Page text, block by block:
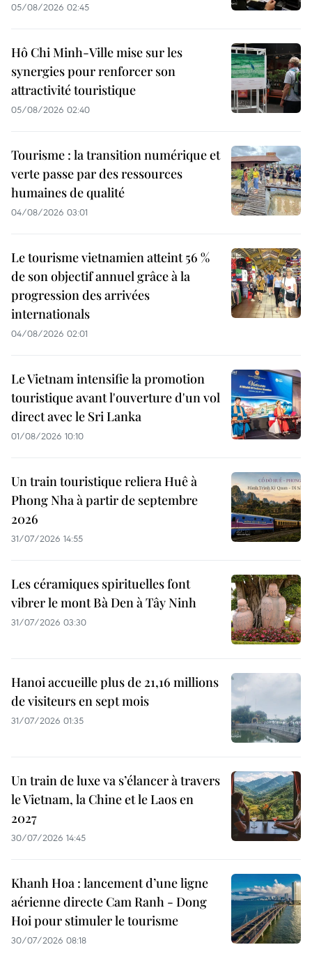
05/08/2026 02:45
Hô Chi Minh-Ville mise sur les
synergies pour renforcer son
attractivité touristique
05/08/2026 02:40
Tourisme : la transition numérique et
verte passe par des ressources
humaines de qualité
04/08/2026 03:01
Le tourisme vietnamien atteint 56 %
de son objectif annuel grâce à la
progression des arrivées
internationals
04/08/2026 02:01
Le Vietnam intensifie la promotion
touristique avant l'ouverture d'un vol
direct avec le Sri Lanka
01/08/2026 10:10
Un train touristique reliera Huê à
Phong Nha à partir de septembre
2026
31/07/2026 14:55
Les céramiques spirituelles font
vibrer le mont Bà Den à Tây Ninh
31/07/2026 03:30
Hanoi accueille plus de 21,16 millions
de visiteurs en sept mois ​
31/07/2026 01:35
Un train de luxe va s’élancer à travers
le Vietnam, la Chine et le Laos en
2027
30/07/2026 14:45
Khanh Hoa : lancement d’une ligne
aérienne directe Cam Ranh - Dong
Hoi pour stimuler le tourisme
30/07/2026 08:18